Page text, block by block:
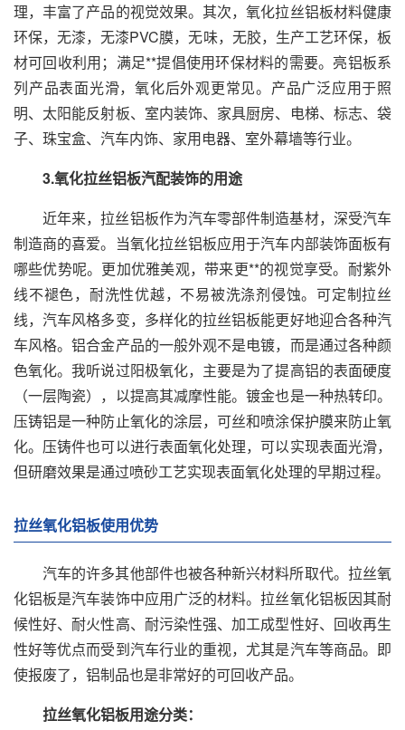
理，丰富了产品的视觉效果。其次，氧化拉丝铝板材料健康
环保，无漆，无漆PVC膜，无味，无胶，生产工艺环保，板
材可回收利用；满足**提倡使用环保材料的需要。亮铝板系
列产品表面光滑，氧化后外观更常见。产品广泛应用于照
明、太阳能反射板、室内装饰、家具厨房、电梯、标志、袋
子、珠宝盒、汽车内饰、家用电器、室外幕墙等行业。
3.氧化拉丝铝板汽配装饰的用途
近年来，拉丝铝板作为汽车零部件制造基材，深受汽车
制造商的喜爱。当氧化拉丝铝板应用于汽车内部装饰面板有
哪些优势呢。更加优雅美观，带来更**的视觉享受。耐紫外
线不褪色，耐洗性优越，不易被洗涤剂侵蚀。可定制拉丝
线，汽车风格多变，多样化的拉丝铝板能更好地迎合各种汽
车风格。铝合金产品的一般外观不是电镀，而是通过各种颜
色氧化。我听说过阳极氧化，主要是为了提高铝的表面硬度
（一层陶瓷），以提高其减摩性能。镀金也是一种热转印。
压铸铝是一种防止氧化的涂层，可丝和喷涂保护膜来防止氧
化。压铸件也可以进行表面氧化处理，可以实现表面光滑，
但研磨效果是通过喷砂工艺实现表面氧化处理的早期过程。
拉丝氧化铝板使用优势
汽车的许多其他部件也被各种新兴材料所取代。拉丝氧
化铝板是汽车装饰中应用广泛的材料。拉丝氧化铝板因其耐
候性好、耐火性高、耐污染性强、加工成型性好、回收再生
性好等优点而受到汽车行业的重视，尤其是汽车等商品。即
使报废了，铝制品也是非常好的可回收产品。
拉丝氧化铝板用途分类：